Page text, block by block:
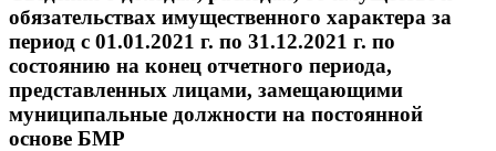
обязательствах имущественного характера за
период с 01.01.2021 г. по 31.12.2021 г. по
состоянию на конец отчетного периода,
представленных лицами, замещающими
муниципальные должности на постоянной
основе БМР